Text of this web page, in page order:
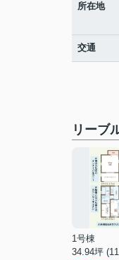
所在地
交通
リーブ
1号棟
34.94坪